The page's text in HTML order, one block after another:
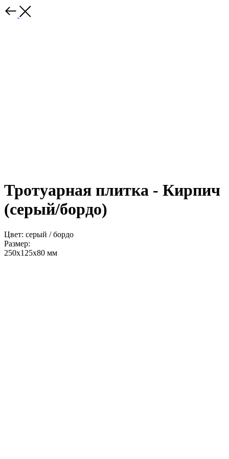
Тротуарная плитка - Кирпич
(серый/бордо)
Цвет: серый / бордо
Размер:
250х125х80 мм